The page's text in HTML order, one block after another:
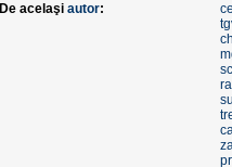
De acelaşi autor: